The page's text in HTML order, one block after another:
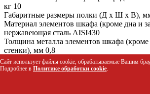
кг 10
Габаритные размеры полки (Д х Ш х В),
Материал элементов шкафа (кроме дна и
нержавеющая сталь AISI430
Толщина металла элементов шкафа (кроме
стенки), мм 0,8
Материал дна и задней стенки
Толщина металла дна и задней стенки, мм
Сайт использует файлы cookie, обрабатываемые Вашим
Подробнее в Политике обработки cookie.